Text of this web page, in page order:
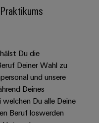
Chancen in der
Entwicklung
Spannende
in unseren
Du die
Deiner Wahl zu
und unsere
Deines
Du alle Deine
Beruf loswerden